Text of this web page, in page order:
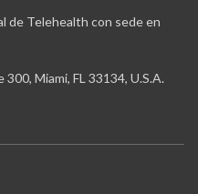
de Telehealth con sede en
Miami, FL 33134, U.S.A.